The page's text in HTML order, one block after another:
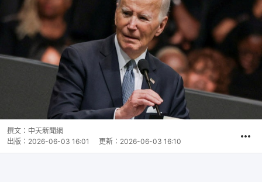
撰文： 中天新聞網
出版： 2026-06-03 16:01 更新： 2026-06-03 16:10